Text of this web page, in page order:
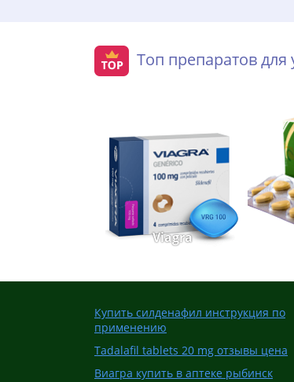
Топ препаратов
Viagra
Купить силденафил инструкция по
применению
Tadalafil tablets 20 mg отзывы цена
Виагра купить в аптеке рыбинск